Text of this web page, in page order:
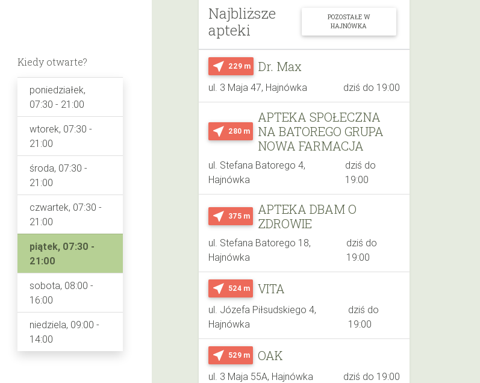
Najbliższe
apteki
POZOSTAŁE W
HAJNÓWKA
near_me 229 m Dr. Max
ul. 3 Maja 47, Hajnówka dziś do 19:00
near_me 280 m
APTEKA SPOŁECZNA
NA BATOREGO GRUPA
NOWA FARMACJA
ul. Stefana Batorego 4,
Hajnówka
dziś do
19:00
near_me 375 m
APTEKA DBAM O
ZDROWIE
ul. Stefana Batorego 18,
Hajnówka
dziś do
19:00
near_me 524 m VITA
ul. Józefa Piłsudskiego 4,
Hajnówka
dziś do
19:00
near_me 529 m OAK
ul. 3 Maja 55A, Hajnówka dziś do 19:00
Kiedy otwarte?
poniedziałek,
07:30 - 21:00
wtorek, 07:30 -
21:00
środa, 07:30 -
21:00
czwartek, 07:30 -
21:00
piątek, 07:30 -
21:00
sobota, 08:00 -
16:00
niedziela, 09:00 -
14:00